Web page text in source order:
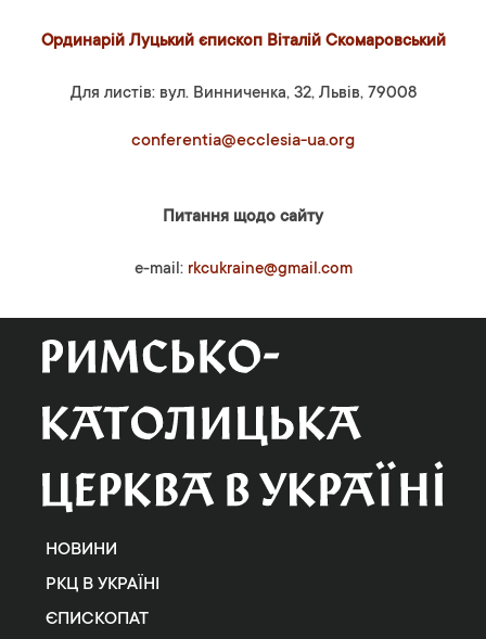
Ординарій Луцький єпископ Віталій Скомаровський
Для листів: вул. Винниченка, 32, Львів, 79008
conferentia@ecclesia-ua.org
Питання щодо сайту
e-mail: rkcukraine@gmail.com
НОВИНИ
РКЦ В УКРАЇНІ
ЄПИСКОПАТ